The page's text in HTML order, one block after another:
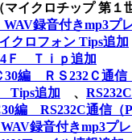
第１世代SD
録音付きmp3プ
クロフォン Tips追加
Ｆ Ｔｉｐ追加
30編 ＲＳ232Ｃ通信
Tips追加 、
編 RS232C通信（
WAV録音付きmp3プ